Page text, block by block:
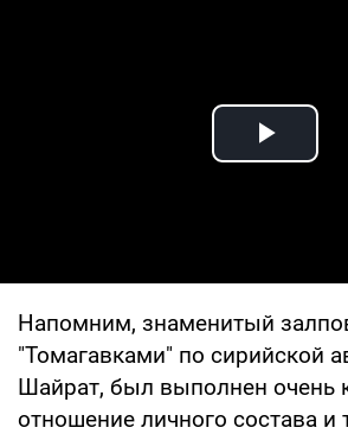
Play
Напомним, знаменитый
"Томагавками" по сирийской
Шайрат, был выполнен очень
отношение личного состава и